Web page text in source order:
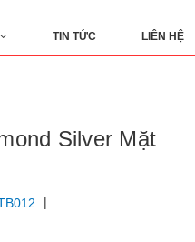
TIN TỨC LIÊN HỆ
Silver Mặt
|